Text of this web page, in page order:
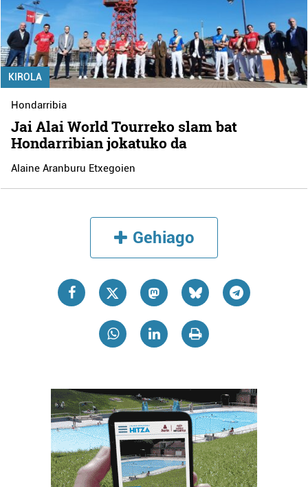
KIROLA
Hondarribia
Jai Alai World Tourreko slam bat
Hondarribian jokatuko da
Alaine Aranburu Etxegoien
Gehiago